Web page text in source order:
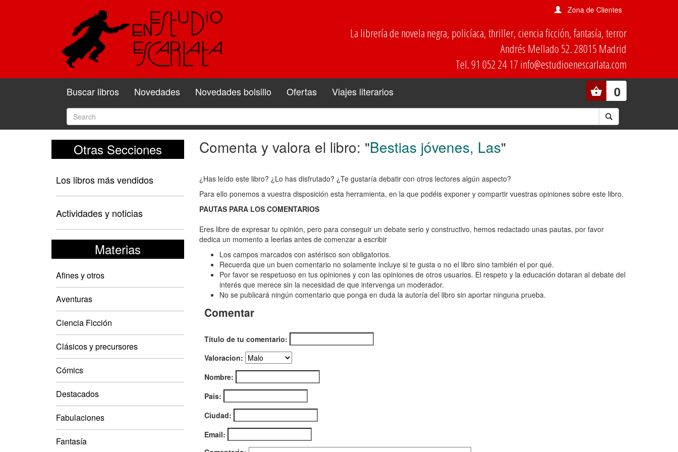
Zona de Clientes
La librería de novela negra, policíaca, thriller, ciencia ficción, fantasía, terror
Andrés Mellado 52. 28015 Madrid
Tel. 91 052 24 17 info@estudioenescarlata.com
0
Buscar libros Novedades Novedades bolsillo Ofertas Viajes literarios
Otras Secciones
Los libros más vendidos
Actividades y noticias
Materias
Afines y otros
Aventuras
Ciencia Ficción
Clásicos y precursores
Cómics
Destacados
Fabulaciones
Fantasía
Comenta
y
valora
el
libro:
Bestias
jóvenes,
Las
Comenta y valora el libro: "Bestias jóvenes, Las"
¿Has leído este libro? ¿Lo has disfrutado? ¿Te gustaría debatir con otros lectores algún aspecto?
Para ello ponemos a vuestra disposición esta herramienta, en la que podéis exponer y compartir vuestras opiniones sobre este libro.
PAUTAS PARA LOS COMENTARIOS
Eres libre de expresar tu opinión, pero para conseguir un debate serio y constructivo, hemos redactado unas pautas, por favor
dedica un momento a leerlas antes de comenzar a escribir
Los campos marcados con astérisco son obligatorios.
Recuerda que un buen comentario no solamente incluye si te gusta o no el libro sino también el por qué.
Por favor se respetuoso en tus opiniones y con las opiniones de otros usuarios. El respeto y la educación dotaran al debate del
interés que merece sin la necesidad de que intervenga un moderador.
No se publicará ningún comentario que ponga en duda la autoría del libro sin aportar ninguna prueba.
Comentar
Título de tu comentario:
Valoracion:
Nombre:
Pais:
Ciudad:
Email: